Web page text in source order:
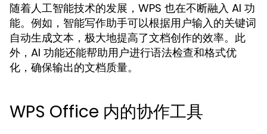
随着人工智能技术的发展，WPS 也在不断融入 AI 功
能。例如，智能写作助手可以根据用户输入的关键词
自动生成文本，极大地提高了文档创作的效率。此
外，AI 功能还能帮助用户进行语法检查和格式优
化，确保输出的文档质量。
WPS Office 内的协作工具